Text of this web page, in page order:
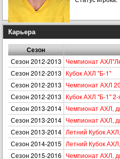
Карьера
Сезон
Сезон 2012-2013 Чемпионат
Сезон 2012-2013 Кубок АХЛ "Б-1"
Сезон 2012-2013 Чемпионат АХЛ
Сезон 2012-2013 Кубок АХЛ "Б-1" 2-
Сезон 2013-2014 Чемпионат АХЛ,
Сезон 2013-2014 Чемпионат АХЛ,
Сезон 2013-2014 Летний Кубок
Сезон 2014-2015 Летний Кубок
Сезон 2015-2016 Чемпионат АХЛ,